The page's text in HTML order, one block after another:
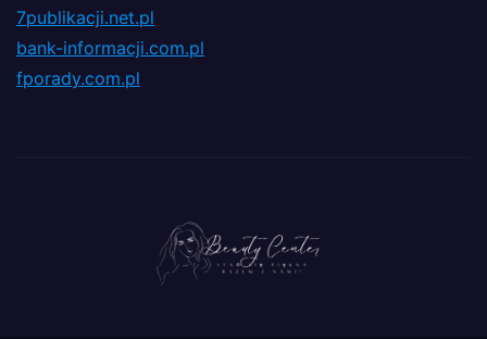
7publikacji.net.pl
bank-informacji.com.pl
fporady.com.pl